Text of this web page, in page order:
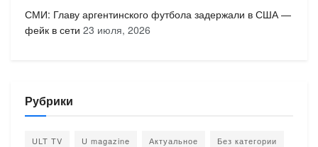
СМИ: Главу аргентинского футбола задержали в США —
фейк в сети 23 июля, 2026
Рубрики
ULT TV U magazine Актуальное Без категории